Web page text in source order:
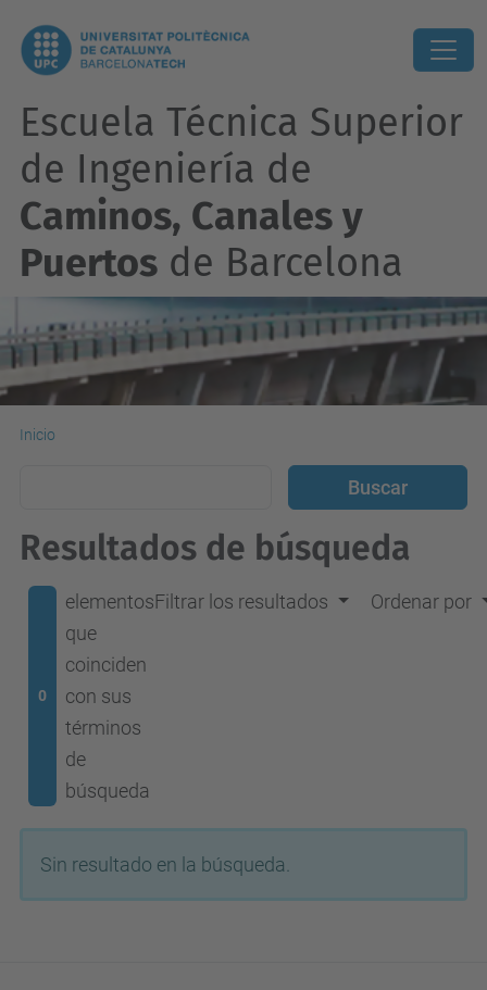
Escuela Técnica Superior
de Ingeniería de
Caminos, Canales y
Puertos de Barcelona
Inicio
Resultados de búsqueda
0
elementos
que
coinciden
con sus
términos
de
búsqueda
Filtrar los resultados Ordenar por
Sin resultado en la búsqueda.